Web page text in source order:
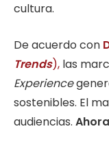
cultura.
De acuerdo con
Trends), las
Experience
sostenibles. El
audiencias.